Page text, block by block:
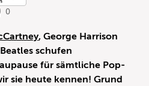
0
, George Harrison
schufen
für sämtliche Pop-
sie heute kennen! Grund